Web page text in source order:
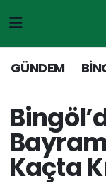
GÜNDEM
Kaçta
Genç
Solhan
Karlıova
Merkez
Merkez
Süper Lig